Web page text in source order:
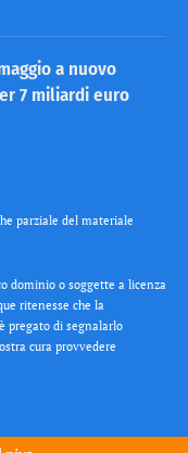
a nuovo
7 miliardi euro
parziale del materiale
dominio o soggette a licenza
ritenesse che la
pregato di segnalarlo
cura provvedere